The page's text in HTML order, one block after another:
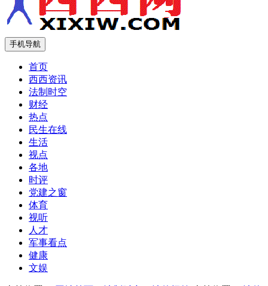
手机导航
首页
西西资讯
法制时空
财经
热点
民生在线
生活
视点
各地
时评
党建之窗
体育
视听
人才
军事看点
健康
文娱